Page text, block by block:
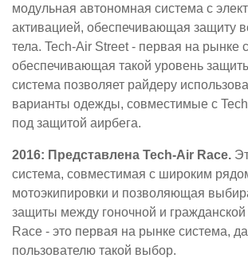
модульная автономная система с
активацией, обеспечивающая защиту
тела. Tech-Air Street - первая на рынке
обеспечивающая такой уровень
система позволяет райдеру
варианты одежды, совместимые с
под защитой аирбега.
2016: Представлена Tech-Air Race.
система, совместимая с широким
мотоэкипировки и позволяющая
защиты между гоночной и гражданской
Race - это первая на рынке система,
пользователю такой выбор.